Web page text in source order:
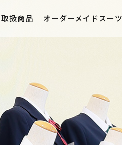
取扱商品 オーダーメイドスーツ